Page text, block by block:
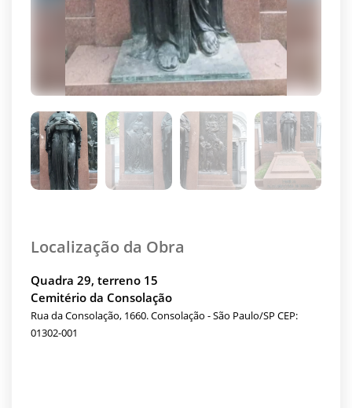
Localização da Obra
Quadra 29, terreno 15
Cemitério da Consolação
Rua da Consolação, 1660. Consolação - São Paulo/SP CEP:
01302-001